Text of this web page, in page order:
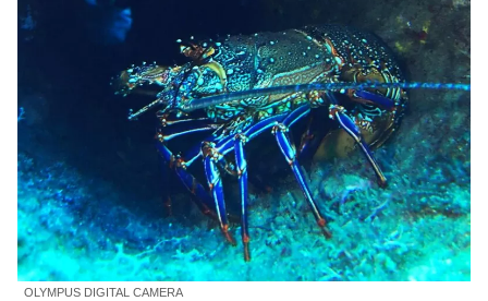
OLYMPUS DIGITAL CAMERA